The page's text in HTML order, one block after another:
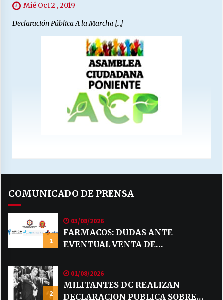
Mié Oct 2 , 2019
Declaración Pública A la Marcha […]
COMUNICADO DE PRENSA
1
03/08/2026
FARMACOS: DUDAS ANTE
EVENTUAL VENTA DE
MEDICAMENTOS POR MERCADO
LIBRE
2
01/08/2026
MILITANTES DC REALIZAN
DECLARACION PUBLICA SOBRE